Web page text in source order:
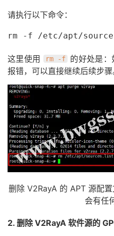
请执行以下命令：
rm -f /etc/apt/
这里使用 rm -f
的好处是
报错，可以直接继续后续步骤
删除 V2RayA 的 APT 源配
会有任
2. 删除 V2RayA 软件源的